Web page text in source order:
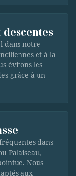
dans notre
et à la
évitons les
grâce à un
dans
Palaiseau,
Nous
aux